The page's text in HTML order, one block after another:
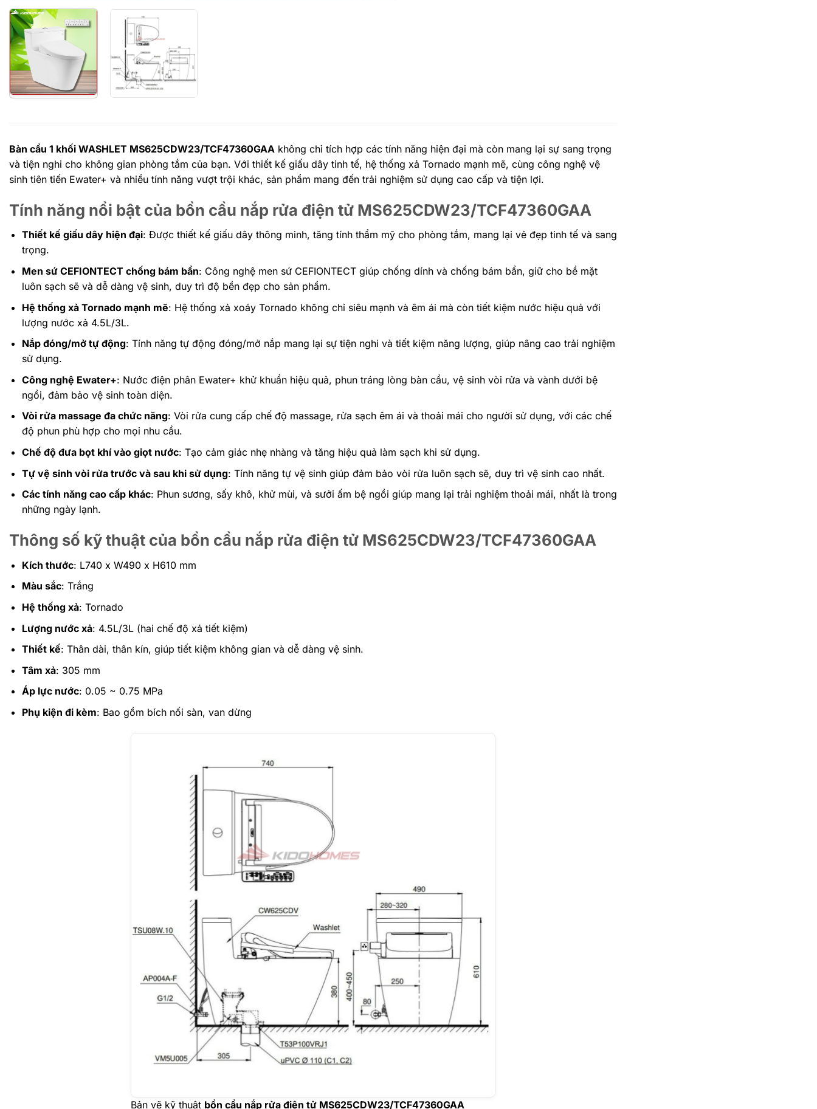
Bàn cầu 1 khối WASHLET MS625CDW23/TCF47360GAA không chỉ tích hợp các tính năng hiện đại mà còn mang lại sự sang trọng
và tiện nghi cho không gian phòng tắm của bạn. Với thiết kế giấu dây tinh tế, hệ thống xả Tornado mạnh mẽ, cùng công nghệ vệ
sinh tiên tiến Ewater+ và nhiều tính năng vượt trội khác, sản phẩm mang đến trải nghiệm sử dụng cao cấp và tiện lợi.
Tính năng nổi bật của bồn cầu nắp rửa điện tử MS625CDW23/TCF47360GAA
Thiết kế giấu dây hiện đại: Được thiết kế giấu dây thông minh, tăng tính thẩm mỹ cho phòng tắm, mang lại vẻ đẹp tinh tế và sang
trọng.
Men sứ CEFIONTECT chống bám bẩn: Công nghệ men sứ CEFIONTECT giúp chống dính và chống bám bẩn, giữ cho bề mặt
luôn sạch sẽ và dễ dàng vệ sinh, duy trì độ bền đẹp cho sản phẩm.
Hệ thống xả Tornado mạnh mẽ: Hệ thống xả xoáy Tornado không chỉ siêu mạnh và êm ái mà còn tiết kiệm nước hiệu quả với
lượng nước xả 4.5L/3L.
Nắp đóng/mở tự động: Tính năng tự động đóng/mở nắp mang lại sự tiện nghi và tiết kiệm năng lượng, giúp nâng cao trải nghiệm
sử dụng.
Công nghệ Ewater+: Nước điện phân Ewater+ khử khuẩn hiệu quả, phun tráng lòng bàn cầu, vệ sinh vòi rửa và vành dưới bệ
ngồi, đảm bảo vệ sinh toàn diện.
Vòi rửa massage đa chức năng: Vòi rửa cung cấp chế độ massage, rửa sạch êm ái và thoải mái cho người sử dụng, với các chế
độ phun phù hợp cho mọi nhu cầu.
Chế độ đưa bọt khí vào giọt nước: Tạo cảm giác nhẹ nhàng và tăng hiệu quả làm sạch khi sử dụng.
Tự vệ sinh vòi rửa trước và sau khi sử dụng: Tính năng tự vệ sinh giúp đảm bảo vòi rửa luôn sạch sẽ, duy trì vệ sinh cao nhất.
Các tính năng cao cấp khác: Phun sương, sấy khô, khử mùi, và sưởi ấm bệ ngồi giúp mang lại trải nghiệm thoải mái, nhất là trong
những ngày lạnh.
Thông số kỹ thuật của bồn cầu nắp rửa điện tử MS625CDW23/TCF47360GAA
Kích thước: L740 x W490 x H610 mm
Màu sắc: Trắng
Hệ thống xả: Tornado
Lượng nước xả: 4.5L/3L (hai chế độ xả tiết kiệm)
Thiết kế: Thân dài, thân kín, giúp tiết kiệm không gian và dễ dàng vệ sinh.
Tâm xả: 305 mm
Áp lực nước: 0.05 ~ 0.75 MPa
Phụ kiện đi kèm: Bao gồm bích nối sàn, van dừng
Bản vẽ kỹ thuật bồn cầu nắp rửa điện tử MS625CDW23/TCF47360GAA